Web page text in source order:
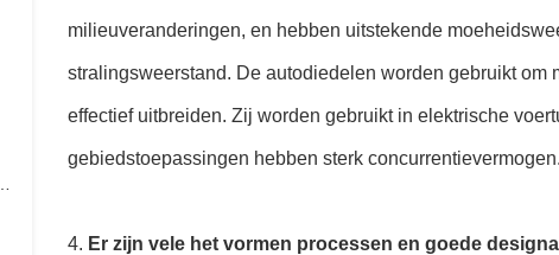
milieuveranderingen, en hebben uitstekende
stralingsweerstand. De autodiedelen worden gebruikt
effectief uitbreiden. Zij worden gebruikt in elektrische
gebiedstoepassingen hebben sterk concurrentievermogen.
4. Er zijn vele het vormen processen en goede